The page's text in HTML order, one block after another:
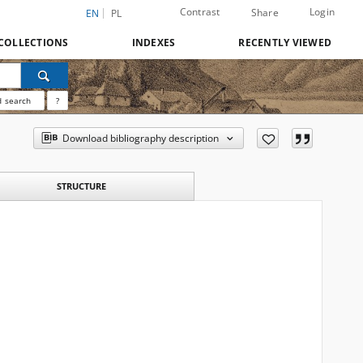
EN PL Contrast Share Login
INDEXES RECENTLY VIEWED
search ?
Download bibliography description
STRUCTURE